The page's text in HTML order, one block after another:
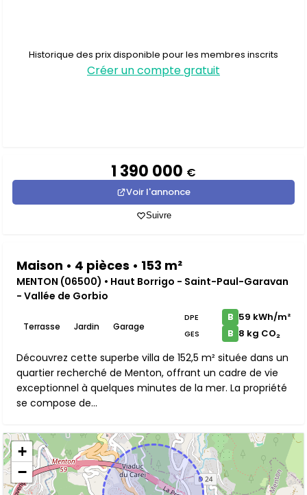
Historique des prix disponible pour les membres inscrits
Créer un compte gratuit
1 390 000 €
Voir l'annonce
Suivre
Maison • 4 pièces • 153 m²
MENTON (06500) • Haut Borrigo - Saint-Paul-Garavan
- Vallée de Gorbio
Terrasse Jardin Garage
DPE B 59 kWh/m²
GES B 8 kg CO₂
Découvrez cette superbe villa de 152,5 m² située dans un
quartier recherché de Menton, offrant un cadre de vie
exceptionnel à quelques minutes de la mer. La propriété
se compose de...
+
−